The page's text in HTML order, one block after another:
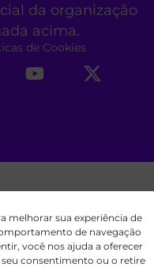
melhorar sua experiência de
de navegação
você nos ajuda a oferecer
consentimento ou o retire
da organização
acima.
de Cookies